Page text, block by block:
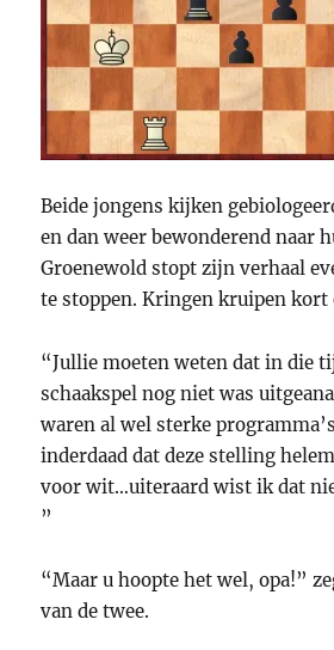
Beide jongens kijken
en dan weer bewonderend naar
Groenewold stopt zijn verhaal
te stoppen. Kringen kruipen kort
“Jullie moeten weten dat in die
schaakspel nog niet was
waren al wel sterke
inderdaad dat deze stelling
voor wit…uiteraard wist ik dat
”
“Maar u hoopte het wel, opa!”
van de twee.